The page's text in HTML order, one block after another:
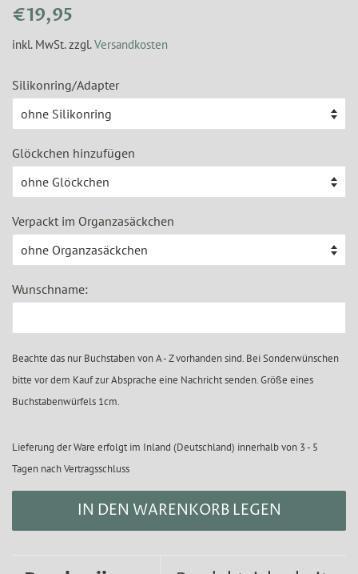
Normaler
€19,95
inkl. MwSt. zzgl.Versandkosten
Silikonring/Adapter
Glöckchen hinzufügen
Verpackt im Organzasäckchen
Wunschname:
Beachte das nur Buchstaben von A - Z vorhanden sind. Bei Sonderwünschen
bitte vor dem Kauf zur Absprache eine Nachricht senden. Größe eines
Buchstabenwürfels 1cm.
Lieferung der Ware erfolgt im Inland (Deutschland) innerhalb von 3 - 5
Tagen nach Vertragsschluss
IN DEN WARENKORB LEGEN